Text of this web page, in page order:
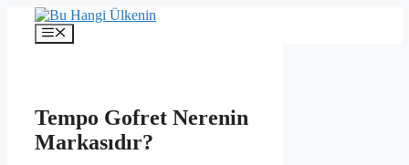
İçeriğe
Menü
Tempo Gofret Nerenin
Markasıdır?